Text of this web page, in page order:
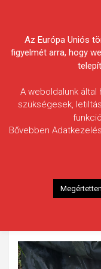
Hegedűs
Halfaj:
Fogott hal
Az Európa Uniós
figyelmét arra, hogy
A weboldalunk
szükségesek,
Bővebben